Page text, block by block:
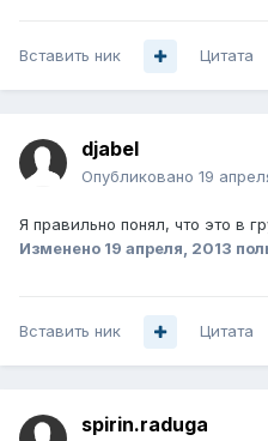
Вставить ник Цитата
djabel
Опубликовано 19
Я правильно понял, что это в
Изменено 19 апреля, 2013
Вставить ник Цитата
spirin.raduga